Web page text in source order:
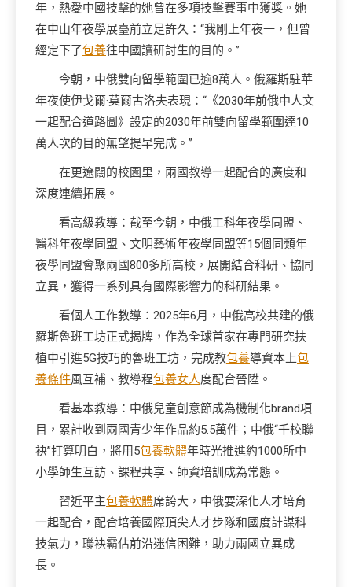
年，熱愛中國技擊的她曾在多項技擊賽事中獲獎。她
在中山年夜學展臺前立足許久：“我剛上年夜一，但曾
經定下了包養往中國讀研討生的目的。”
今朝，中俄雙向留學範圍已逾8萬人。俄羅斯駐華
年夜使伊戈爾·莫爾古洛夫表現：“《2030年前俄中人文
一起配合道路圖》設定的2030年前雙向留學範圍達10
萬人次的目的無望提早完成。”
在更遼闊的校園里，兩國教導一起配合的廣度和
深度連續拓展。
看高級教導：截至今朝，中俄工科年夜學同盟、
醫科年夜學同盟、文明藝術年夜學同盟等15個同類年
夜學同盟會聚兩國800多所高校，展開結合科研、協同
立異，獲得一系列具有國際影響力的科研結果。
看個人工作教導：2025年6月，中俄高校共建的俄
羅斯魯班工坊正式揭牌，作為全球首家在專門研究扶
植中引進5G技巧的魯班工坊，完成教包養導資本上包
養條件風互補、教導程包養女人度配合晉陞。
看基本教導：中俄兒童創意節成為機制化brand項
目，累計收到兩國青少年作品約5.5萬件；中俄“千校聯
袂”打算明白，將用5包養軟體年時光推進約1000所中
小學師生互訪、課程共享、師資培訓成為常態。
習近平主包養軟體席誇大，中俄要深化人才培育
一起配合，配合培養國際頂尖人才步隊和國度計謀科
技氣力，聯袂霸佔前沿迷信困難，助力兩國立異成
長。